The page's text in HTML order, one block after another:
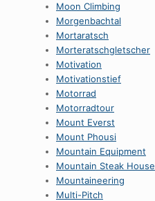
Moon Climbing
Morgenbachtal
Mortaratsch
Morteratschgletscher
Motivation
Motivationstief
Motorrad
Motorradtour
Mount Everst
Mount Phousi
Mountain Equipment
Mountain Steak House
Mountaineering
Multi-Pitch